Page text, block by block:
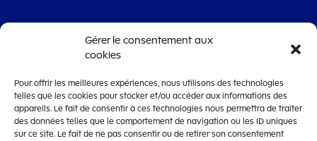
www.territoiredebelfort.fr
Mentions légales
Conditions générales d’utilisation
Accessibilité
Gérer le consentement aux
cookies
Pour offrir les meilleures expériences, nous utilisons des technologies
telles que les cookies pour stocker et/ou accéder aux informations des
appareils. Le fait de consentir à ces technologies nous permettra de traiter
des données telles que le comportement de navigation ou les ID uniques
sur ce site. Le fait de ne pas consentir ou de retirer son consentement